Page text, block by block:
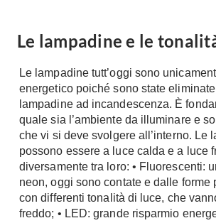
Notte
Camere Matrimoniali
Letti
Comodino
Camere Classiche
Lenzuola
Piumini
Letti Contenitore
Letti a Scomparsa
Le lampadine e le
Le lampadine tutt’oggi sono
energetico poiché sono state
lampadine ad incandescenza. È
quale sia l’ambiente da illuminare e
che vi si deve svolgere all’interno. Le
possono essere a luce calda e a luce
diversamente tra loro: • Fluorescenti:
neon, oggi sono contate e dalle forme
con differenti tonalità di luce, che
freddo; • LED: grande risparmio